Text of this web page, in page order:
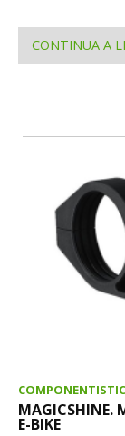
CONTINUA A
MAGICSHINE.
E-BIKE